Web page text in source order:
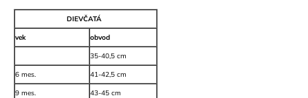
DIEVČATÁ
vek obvod
35-40,5 cm
6 mes. 41-42,5 cm
9 mes. 43-45 cm